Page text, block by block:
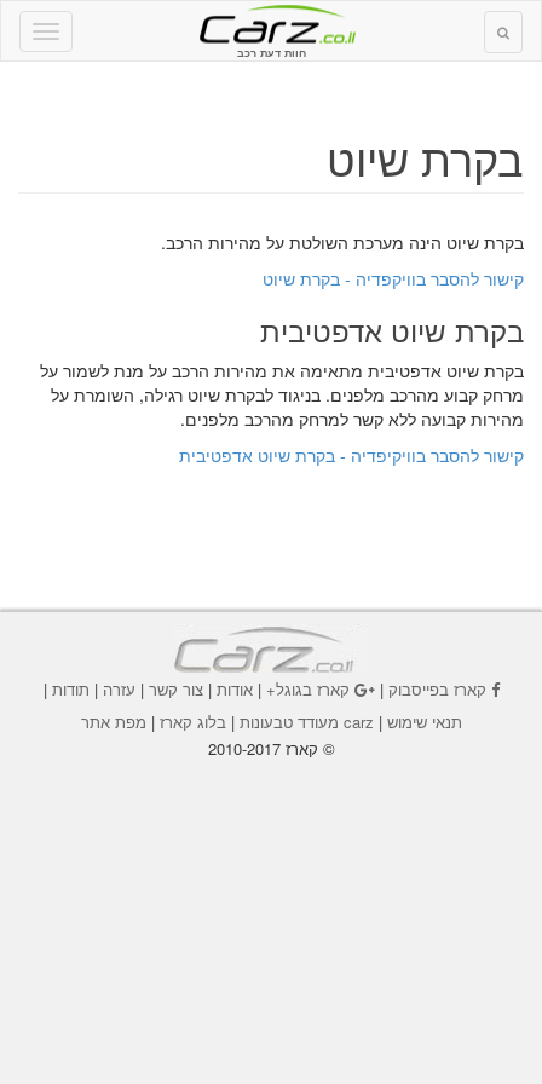
חוות דעת רכב
בקרת שיוט
בקרת שיוט הינה מערכת השולטת על מהירות הרכב.
קישור להסבר בוויקפדיה - בקרת שיוט
בקרת שיוט אדפטיבית
בקרת שיוט אדפטיבית מתאימה את מהירות הרכב על מנת לשמור על
מרחק קבוע מהרכב מלפנים. בניגוד לבקרת שיוט רגילה, השומרת על
מהירות קבועה ללא קשר למרחק מהרכב מלפנים.
קישור להסבר בוויקיפדיה - בקרת שיוט אדפטיבית
קארז בפייסבוק| קארז בגוגל+|אודות |צור קשר | עזרה | תודות |
תנאי שימוש | carz מעודד טבעונות | בלוג קארז | מפת אתר
© קארז 2010-2017